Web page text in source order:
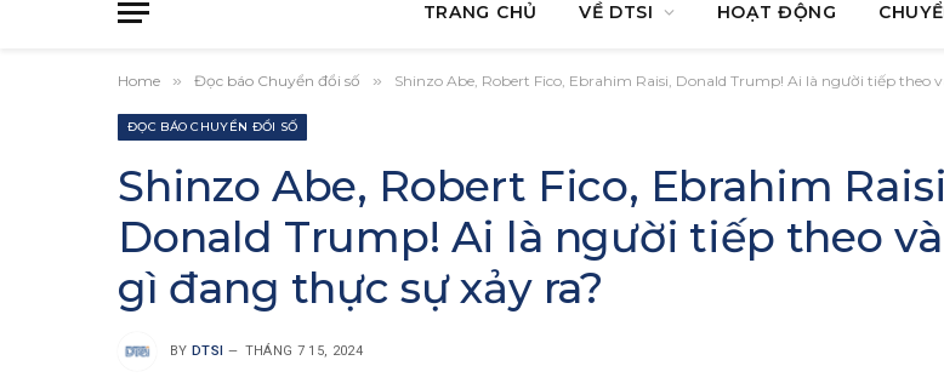
TRANG CHỦ VỀ DTSI HOẠT ĐỘNG
Home » Đọc báo Chuyển đổi số » Shinzo Abe, Robert Fico, Ebrahim Raisi, Donald Trump! Ai là người tiếp theo
ĐỌC BÁO CHUYỂN ĐỔI SỐ
Shinzo Abe, Robert Fico, Ebrahim
Donald Trump! Ai là người tiếp theo
gì đang thực sự xảy ra?
BY DTSI THÁNG 7 15, 2024